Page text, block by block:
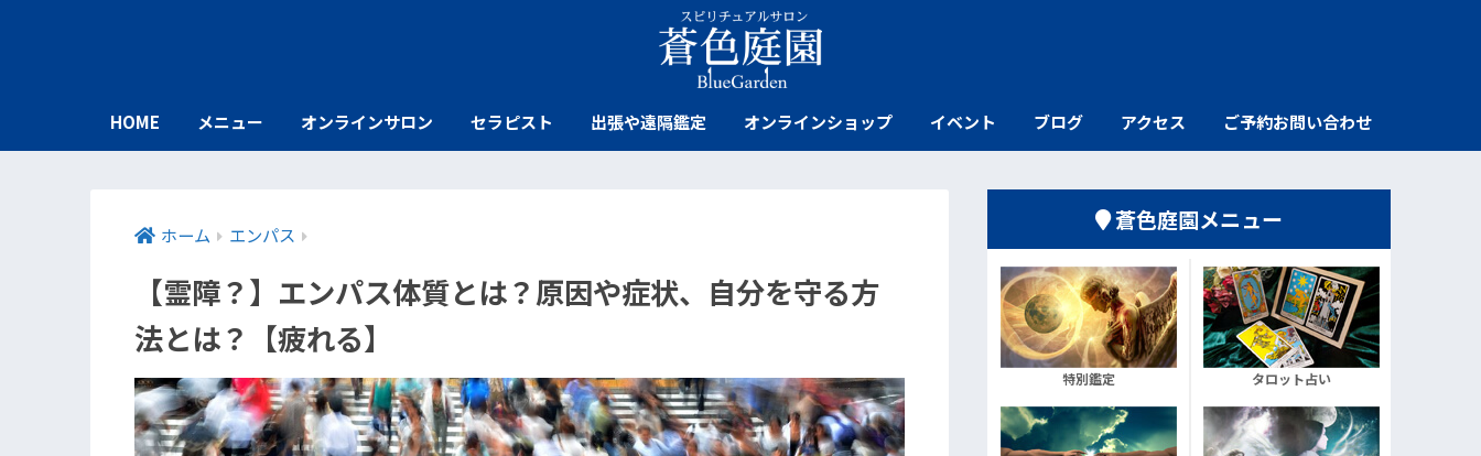
HOME メニュー オンラインサロン セラピスト 出張や遠隔鑑定 オンラインショップ イベント ブログ アクセス ご予約お問い合わせ
ホーム エンパス
【霊障？】エンパス体質とは？原因や症状、自分を守る方
法とは？【疲れる】
蒼色庭園メニュー
特別鑑定 タロット占い